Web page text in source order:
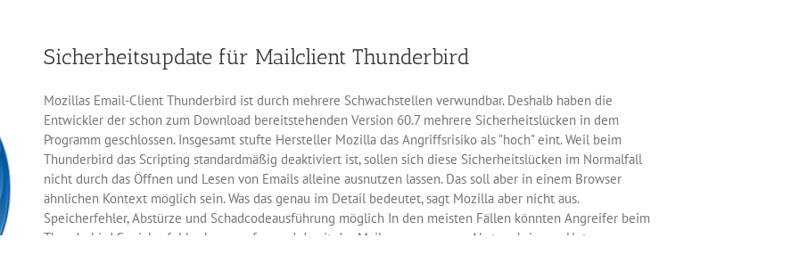
Thunderbird
Sicherheitsupdate für Mailclient Thunderbird
Mozillas Email-Client Thunderbird ist durch mehrere Schwachstellen verwundbar. Deshalb haben die
Entwickler der schon zum Download bereitstehenden Version 60.7 mehrere Sicherheitslücken in dem
Programm geschlossen. Insgesamt stufte Hersteller Mozilla das Angriffsrisiko als "hoch" eint. Weil beim
Thunderbird das Scripting standardmäßig deaktiviert ist, sollen sich diese Sicherheitslücken im Normalfall
nicht durch das Öffnen und Lesen von Emails alleine ausnutzen lassen. Das soll aber in einem Browser
ähnlichen Kontext möglich sein. Was das genau im Detail bedeutet, sagt Mozilla aber nicht aus.
Speicherfehler, Abstürze und Schadcodeausführung möglich In den meisten Fällen könnten Angreifer beim
Thunderbird Speicherfehler hervorrufen und damit das Mailprogramm zum Absturz bringen. Unter